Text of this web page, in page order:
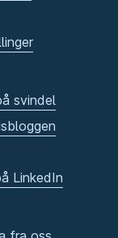
svindel
LinkedIn